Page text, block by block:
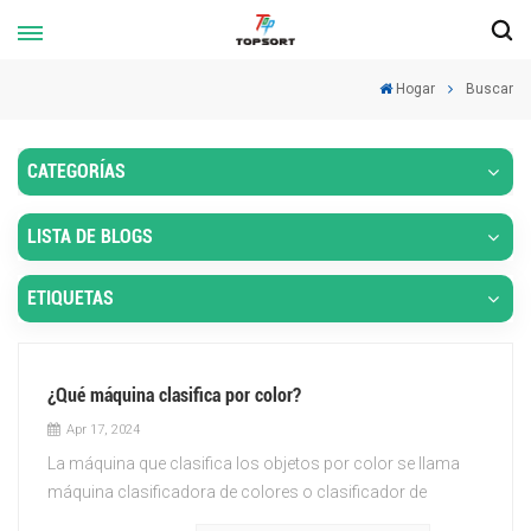
Hogar Buscar
CATEGORÍAS
LISTA DE BLOGS
ETIQUETAS
¿Qué máquina clasifica por color?
Apr 17, 2024
La máquina que clasifica los objetos por color se llama
máquina clasificadora de colores o clasificador de